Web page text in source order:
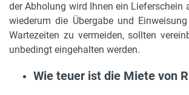
der Abholung wird Ihnen ein Lieferschein
wiederum die Übergabe und
Wartezeiten zu vermeiden, sollten
unbedingt eingehalten werden.
Wie teuer ist die Miete von